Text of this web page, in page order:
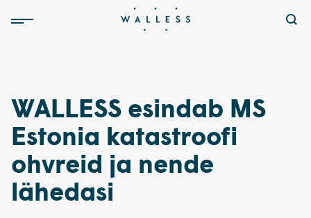
WALLESS esindab MS
Estonia katastroofi
ohvreid ja nende
lähedasi